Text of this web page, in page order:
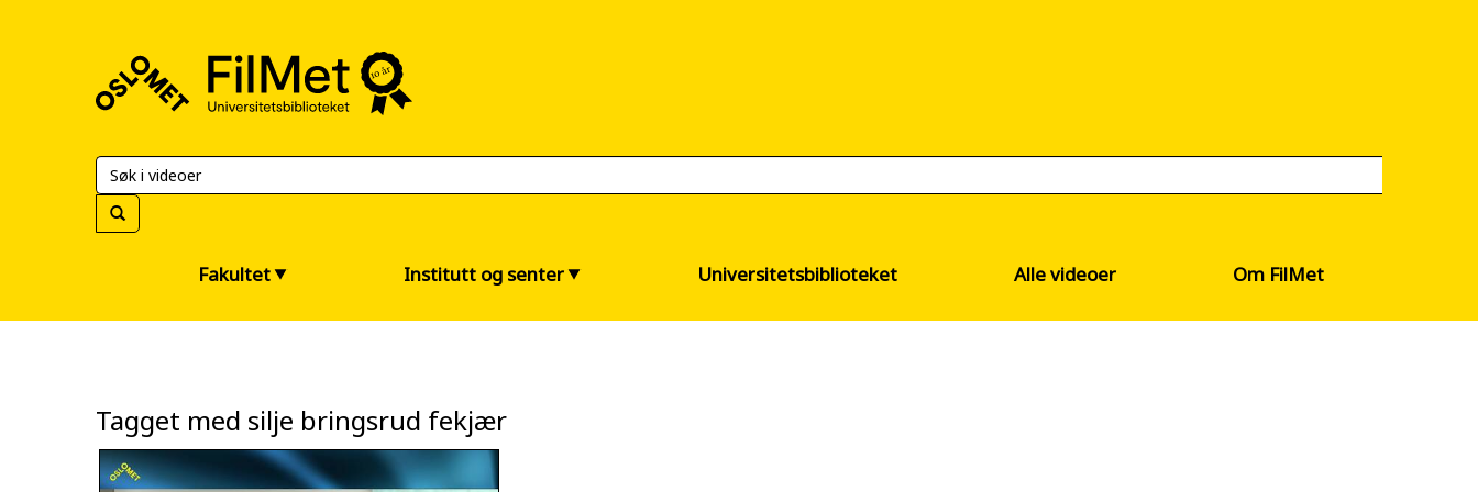
Universitetsbiblioteket
Fakultet Institutt og senter Universitetsbiblioteket Alle videoer Om FilMet
Tagget med silje bringsrud fekjær